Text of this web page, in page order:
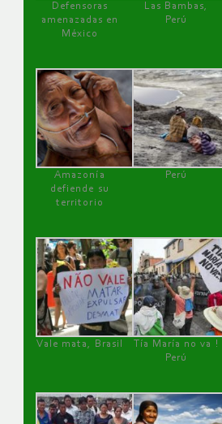
Defensoras
amenazadas en
México
Las Bambas,
Perú
Amazonía
defiende su
territorio
Perú
Vale mata, Brasil
Tía María no va !
Perú